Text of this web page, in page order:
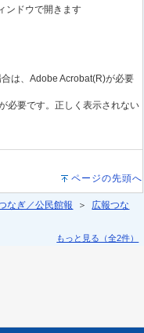
ンドウで開きます
は、Adobe Acrobat(R)が必要
必要です。正しく表示されない
ページの先頭へ
なぎ／公民館報 ＞ 広報つな
もっと見る（全2件）